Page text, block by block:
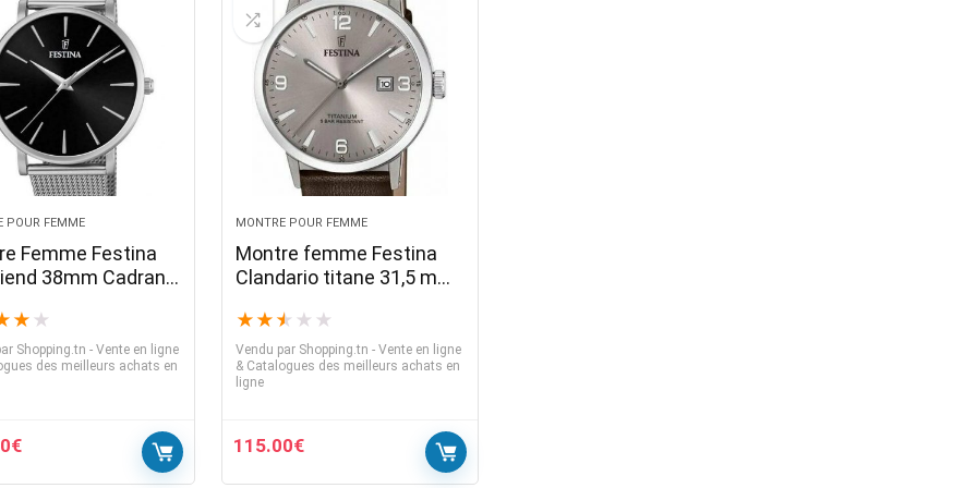
POUR FEMME
Femme Festina
38mm Cadran
F20475-4
★ ★
Shopping.tn - Vente en ligne
des meilleurs achats en
€
MONTRE POUR FEMME
Montre femme Festina
Clandario titane 31,5 mm
cuir marron
★ ★ ★ ★ ★
Vendu parShopping.tn - Vente en ligne
& Catalogues des meilleurs achats en
ligne
115.00€